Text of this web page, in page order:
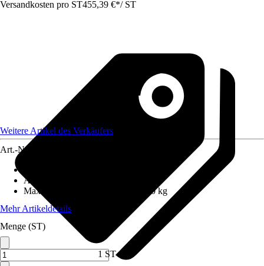
Versandkosten pro ST455,39 €*/ ST
Weitere Artikel des Verkäufers
Art.-Nr.
Arbeitshöhe
Maximales Belastungsgewicht
150 kg
Mehr Artikeldetails
Menge (ST)
1 ST